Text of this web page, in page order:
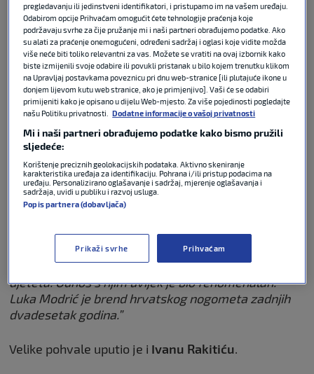
VDEO / Prvi put je u Hrvatskoj,
upoznala Vatrene i odmah postala
navijačica
FIFA WORLD CUP 09. lip 2026 0
Vatrenog aposlutno je jasna!
NOGOMET 09. lip 2026 0
“I kad se buni i vrši pritisak, on to radi s mjerom.
Koristio je to što pričamo istim jezikom. Kod njega
sam uvijek vidio želju za pobjedom kao kod malog
djeteta. Odnos s njim uvijek je bio fenomenalan.
Luka Modrić je brend hrvatskog nogometa zadnjih
dvadesetak godina.”
Velike pohvale uputio je i Ivanu Rakitiću.
pregledavanju ili jedinstveni identifikatori, i pristupamo im na vašem uređaju.
Odabirom opcije Prihvaćam omogućit ćete tehnologije praćenja koje
podržavaju svrhe za čije pružanje mi i naši partneri obrađujemo podatke. Ako
su alati za praćenje onemogućeni, određeni sadržaj i oglasi koje vidite možda
više neće biti toliko relevantni za vas. Možete se vratiti na ovaj izbornik kako
biste izmijenili svoje odabire ili povukli pristanak u bilo kojem trenutku klikom
na Upravljaj postavkama poveznicu pri dnu web-stranice [ili plutajuće ikone u
donjem lijevom kutu web stranice, ako je primjenjivo]. Vaši će se odabiri
primijeniti kako je opisano u dijelu Web-mjesto. Za više pojedinosti pogledajte
našu Politiku privatnosti.
Dodatne informacije o vašoj privatnosti
Mi i naši partneri obrađujemo podatke kako bismo pružili
sljedeće:
Korištenje preciznih geolokacijskih podataka. Aktivno skeniranje
karakteristika uređaja za identifikaciju. Pohrana i/ili pristup podacima na
uređaju. Personalizirano oglašavanje i sadržaj, mjerenje oglašavanja i
sadržaja, uvidi u publiku i razvoj usluga.
Popis partnera (dobavljača)
Prikaži svrhe Prihvaćam